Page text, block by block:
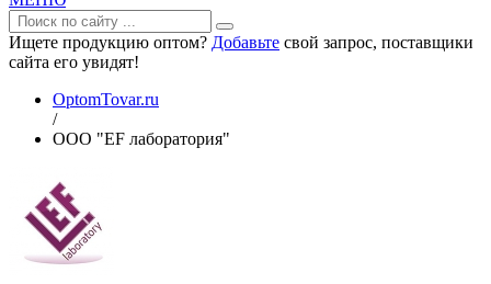
Ищете продукцию оптом? Добавьте свой запрос, поставщики
сайта его увидят!
OptomTovar.ru
/
ООО "EF лаборатория"